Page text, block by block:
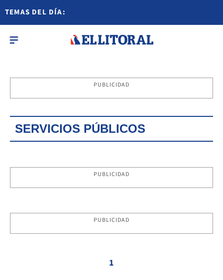
TEMAS DEL DÍA:
PUBLICIDAD
SERVICIOS PÚBLICOS
PUBLICIDAD
PUBLICIDAD
1